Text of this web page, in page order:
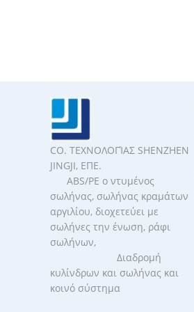
CO. ΤΕΧΝΟΛΟΓΊΑΣ SHENZHEN
JINGJI, ΕΠΕ.
ABS/PE ο ντυμένος
σωλήνας, σωλήνας κραμάτων
αργιλίου, διοχετεύει με
σωλήνες την ένωση, ράφι
σωλήνων,
Διαδρομή
κυλίνδρων και σωλήνας και
κοινό σύστημα